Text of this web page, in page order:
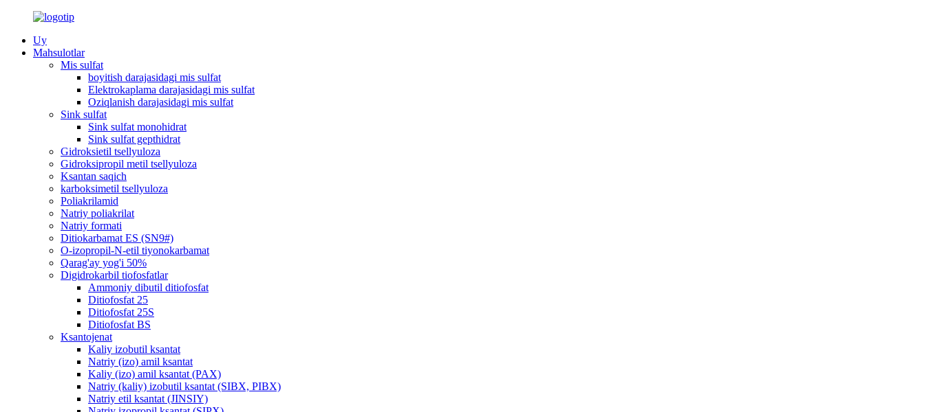
Uy
Mahsulotlar
Mis sulfat
boyitish darajasidagi mis sulfat
Elektrokaplama darajasidagi mis sulfat
Oziqlanish darajasidagi mis sulfat
Sink sulfat
Sink sulfat monohidrat
Sink sulfat gepthidrat
Gidroksietil tsellyuloza
Gidroksipropil metil tsellyuloza
Ksantan saqich
karboksimetil tsellyuloza
Poliakrilamid
Natriy poliakrilat
Natriy formati
Ditiokarbamat ES (SN9#)
O-izopropil-N-etil tiyonokarbamat
Qarag'ay yog'i 50%
Digidrokarbil tiofosfatlar
Ammoniy dibutil ditiofosfat
Ditiofosfat 25
Ditiofosfat 25S
Ditiofosfat BS
Ksantojenat
Kaliy izobutil ksantat
Natriy (izo) amil ksantat
Kaliy (izo) amil ksantat (PAX)
Natriy (kaliy) izobutil ksantat (SIBX, PIBX)
Natriy etil ksantat (JINSIY)